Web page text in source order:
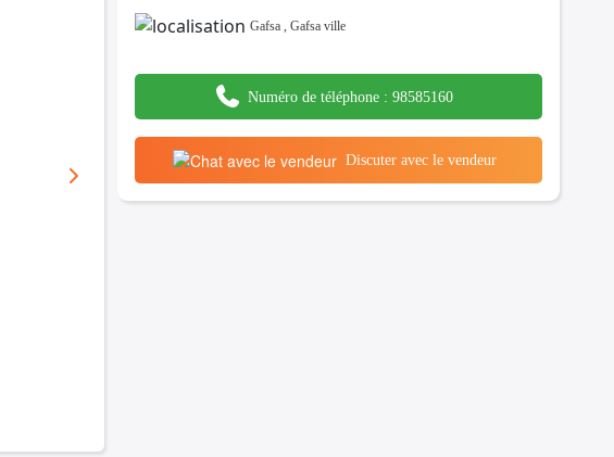
Gafsa ,Gafsa ville
Numéro de téléphone : 98585160
Discuter avec le vendeur